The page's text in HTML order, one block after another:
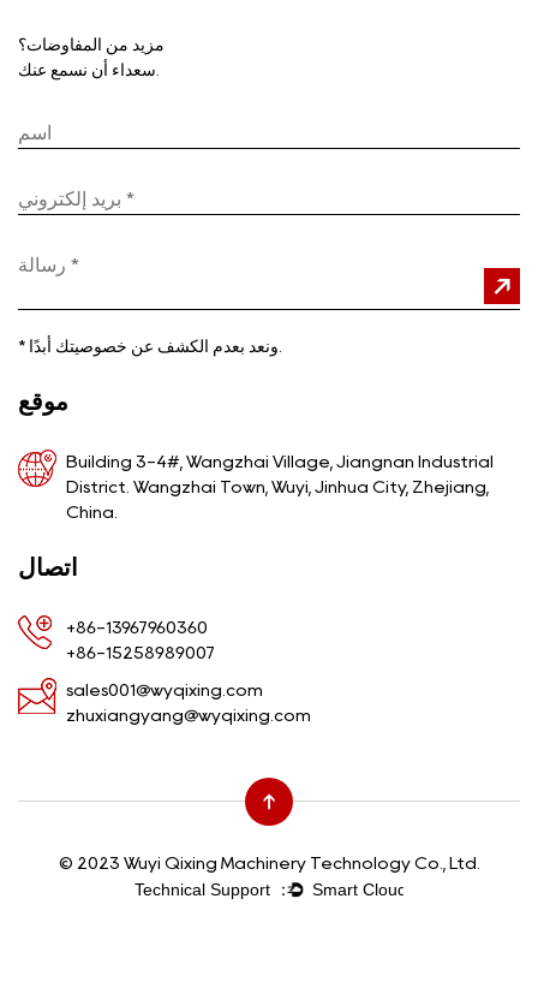
مزيد من المفاوضات؟
*
موقع
Building 3-4#, Wangzhai Village, Jiangnan Industrial
District. Wangzhai Town, Wuyi, Jinhua City, Zhejiang,
China.
اتصال
+86-13967960360
+86-15258989007
sales001@wyqixing.com
zhuxiangyang@wyqixing.com
© 2023 Wuyi Qixing Machinery Technology Co., Ltd.